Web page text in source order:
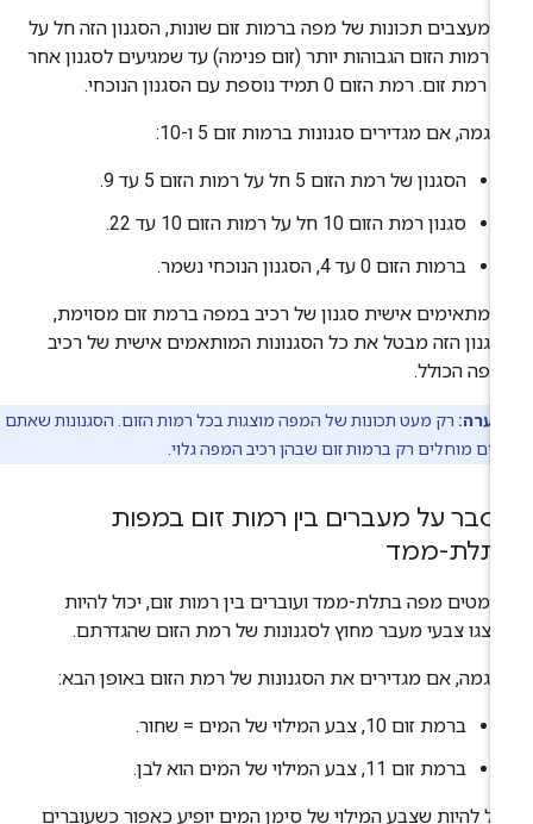
תכונות של מפה ברמות זום שונות, הסגנון הזה חל על
רמות הזום הגבוהות יותר (זום פנימה) עד שמגיעים לסגנון אחר
זום. רמת הזום 0 תמיד נוספת עם הסגנון הנוכחי.
אם מגדירים סגנונות ברמות זום 5 ו-10:
הסגנון של רמת הזום 5 חל על רמות הזום 5 עד 9.
סגנון רמת הזום 10 חל על רמות הזום 10 עד 22.
ברמות הזום 0 עד 4, הסגנון הנוכחי נשמר.
אישית סגנון של רכיב במפה ברמת זום מסוימת,
הזה מבטל את כל הסגנונות המותאמים אישית של רכיב
הכולל.
הערה:רק מעט תכונות של המפה מוצגות בכל רמות הזום. הסגנונות שאתם
מוחלים רק ברמות זום שבהן רכיב המפה גלוי.
על מעברים בין רמות זום במפות
ממד
מפה בתלת-ממד ועוברים בין רמות זום, יכול להיות
צבעי מעבר מחוץ לסגנונות של רמת הזום שהגדרתם.
אם מגדירים את הסגנונות של רמת הזום באופן הבא:
ברמת זום 10, צבע המילוי של המים = שחור.
ברמת זום 11, צבע המילוי של המים הוא לבן.
להיות שצבע המילוי של סימן המים יופיע כאפור כשעוברים